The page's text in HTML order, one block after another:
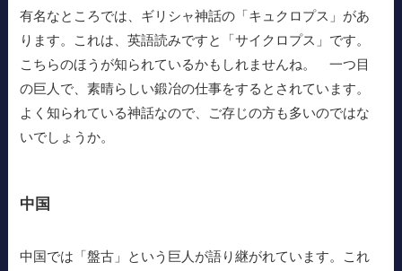
有名なところでは、ギリシャ神話の「キュクロプス」があ
ります。これは、英語読みですと「サイクロプス」です。
こちらのほうが知られているかもしれませんね。 一つ目
の巨人で、素晴らしい鍛冶の仕事をするとされています。
よく知られている神話なので、ご存じの方も多いのではな
いでしょうか。
中国
中国では「盤古」という巨人が語り継がれています。これ